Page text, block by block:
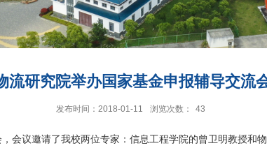
流研究院举办国家基金申报辅导交流
发布时间：2018-01-11 浏览次数： 43
会议邀请了我校两位专家：信息工程学院的曾卫明教授和